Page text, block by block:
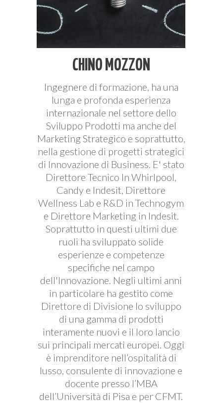
CHINO MOZZON
Ingegnere di formazione, ha una
lunga e profonda esperienza
internazionale nel settore dello
Sviluppo Prodotti ma anche del
Marketing Strategico e soprattutto,
nella gestione di progetti strategici
di Innovazione di Business. E' stato
Direttore Tecnico In Whirlpool,
Candy e Indesit, Direttore
Wellness Lab e R&D in Technogym
e Direttore Marketing in Indesit.
Soprattutto in questi ultimi due
ruoli ha sviluppato solide
esperienze e competenze
specifiche nel campo
dell'Innovazione. Negli ultimi anni
in particolare ha gestito come
Direttore di Divisione lo sviluppo
di una gamma di prodotti
interamente nuovi e il loro lancio
sui principali mercati europei. Oggi
è imprenditore nell’ospitalità di
lusso, consulente di innovazione e
docente presso l’MBA
dell’Università di Pisa e per CFMT.